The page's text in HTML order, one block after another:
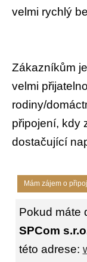
velmi rychlý
Zákazníkům
velmi
rodiny/
připojení, kdy
dostačující
Mám zájem o
Pokud máte
SPCom
této adrese: